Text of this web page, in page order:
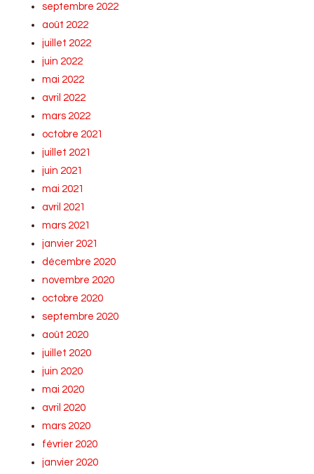
septembre 2022
août 2022
juillet 2022
juin 2022
mai 2022
avril 2022
mars 2022
octobre 2021
juillet 2021
juin 2021
mai 2021
avril 2021
mars 2021
janvier 2021
décembre 2020
novembre 2020
octobre 2020
septembre 2020
août 2020
juillet 2020
juin 2020
mai 2020
avril 2020
mars 2020
février 2020
janvier 2020